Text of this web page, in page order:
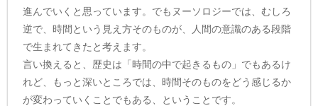
進んでいくと思っています。でもヌーソロジーでは、むしろ
逆で、時間という見え方そのものが、人間の意識のある段階
で生まれてきたと考えます。
言い換えると、歴史は「時間の中で起きるもの」でもあるけ
れど、もっと深いところでは、時間そのものをどう感じるか
が変わっていくことでもある、ということです。